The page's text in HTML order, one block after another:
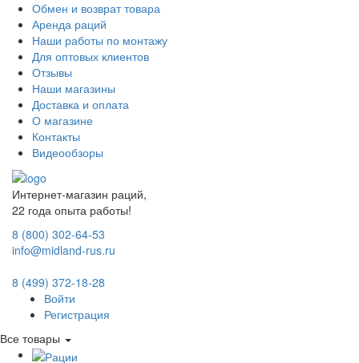
Обмен и возврат товара
Аренда раций
Наши работы по монтажу
Для оптовых клиентов
Отзывы
Наши магазины
Доставка и оплата
О магазине
Контакты
Видеообзоры
Интернет-магазин раций,
22 года опыта работы!
8 (800) 302-64-53
info@midland-rus.ru
8 (499) 372-18-28
Войти
Регистрация
Все товары